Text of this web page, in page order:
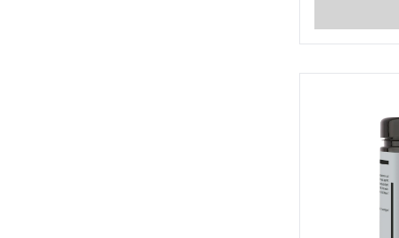
die unter
arbeiten.